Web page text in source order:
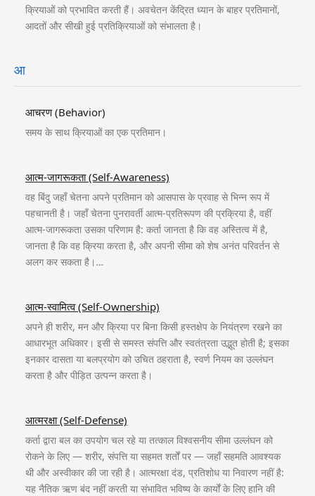
क्रियाओं को प्रभावित करती हैं। अवचेतन केंद्रित ध्यान के बाहर प्रतिमानों,
आदतों और सीखी हुई प्रतिक्रियाओं को संभालता है।
आ
आचरण (Behavior)
समय के साथ क्रियाओं का एक प्रतिमान।
आत्म-जागरूकता (Self-Awareness)
वह बिंदु जहाँ चेतना अपने प्रतिमान को आसपास के प्रवाह से भिन्न रूप में
पहचानती है। जहाँ चेतना पुनरावर्ती आत्म-प्रतिरूपण की प्रक्रिया है, वहीं
आत्म-जागरूकता उसका परिणाम है: कर्ता जानता है कि वह अस्तित्व में है,
जानता है कि वह क्रिया करता है, और अपनी सीमा को शेष अनंत परिवर्तन से
अलग कर सकता है।…
आत्म-स्वामित्व (Self-Ownership)
अपने ही शरीर, मन और क्रिया पर बिना किसी हस्तक्षेप के नियंत्रण रखने का
आधारभूत अधिकार। इसी से समस्त संपत्ति और स्वतंत्रता उद्भूत होती है; इसका
इनकार दासता या बलप्रयोग को उचित ठहराता है, स्वर्ण नियम का उल्लंघन
करता है और पीड़ित उत्पन्न करता है।
आत्मरक्षा (Self-Defense)
कर्ता द्वारा बल का उपयोग चल रहे या तत्काल विश्वसनीय सीमा उल्लंघन को
रोकने के लिए — शरीर, संपत्ति या सहमत शर्तों पर — जहाँ सहमति आवश्यक
थी और अस्वीकार की जा रही है। आत्मरक्षा दंड, प्रतिशोध या निवारण नहीं है:
यह नैतिक ऋण बंद नहीं करती या संभावित भविष्य के कार्यों के लिए हानि की